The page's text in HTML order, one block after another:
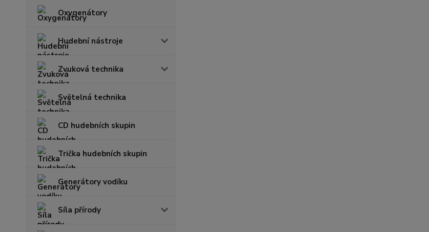
Oxygenátory
Hudební nástroje
Zvuková technika
Světelná technika
CD hudebních skupin
Trička hudebních skupin
Generátory vodíku
Síla přírody